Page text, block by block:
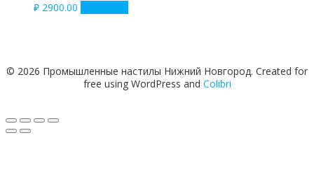
₽ 2900.00
© 2026 Промышленные настилы Нижний Новгород. Created for
free using WordPress and Colibri